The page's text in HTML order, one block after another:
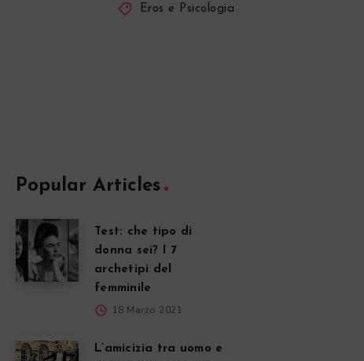
Eros e Psicologia
Popular Articles
Test: che tipo di
donna sei? I 7
archetipi del
femminile
18 Marzo 2021
L’amicizia tra uomo e